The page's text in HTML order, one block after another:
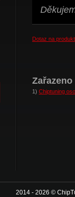
Dotaz na produkt
1) Chiptuning
2014 - 2026 ©